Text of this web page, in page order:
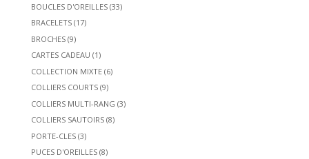
BOUCLES D'OREILLES (33)
BRACELETS (17)
BROCHES (9)
CARTES CADEAU (1)
COLLECTION MIXTE (6)
COLLIERS COURTS (9)
COLLIERS MULTI-RANG (3)
COLLIERS SAUTOIRS (8)
PORTE-CLES (3)
PUCES D'OREILLES (8)